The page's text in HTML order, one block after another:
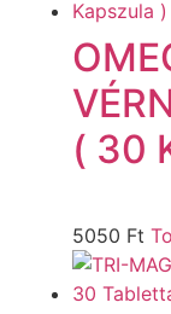
( 30
5050 Ft